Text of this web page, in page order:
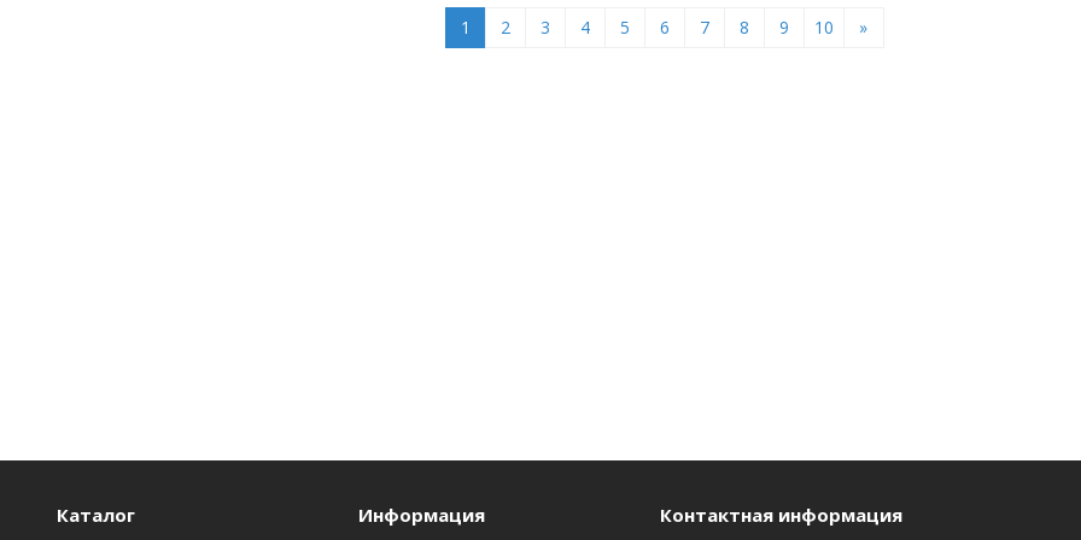
1 2 3 4 5 6 7 8 9 10 »
Каталог Информация Контактная информация